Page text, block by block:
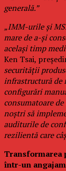
generală.”
„IMM-urile și
mare de a-și
același timp
Ken Tsai,
securității
infrastructură de
configurări
consumatoare
noștri să
auditurile de
rezilientă care
Transformarea
într-un